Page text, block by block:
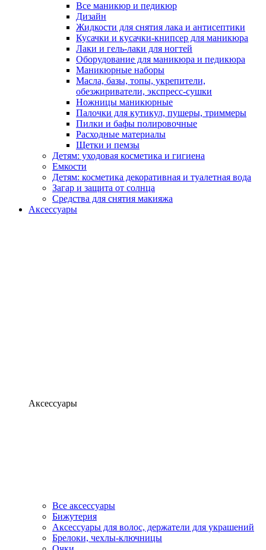
Все маникюр и педикюр
Дизайн
Жидкости для снятия лака и антисептики
Кусачки и кусачки-книпсер для маникюра
Лаки и гель-лаки для ногтей
Оборудование для маникюра и педикюра
Маникюрные наборы
Масла, базы, топы, укрепители,
обезжириватели, экспресс-сушки
Ножницы маникюрные
Палочки для кутикул, пушеры, триммеры
Пилки и бафы полировочные
Расходные материалы
Щетки и пемзы
Детям: уходовая косметика и гигиена
Емкости
Детям: косметика декоративная и туалетная вода
Загар и защита от солнца
Средства для снятия макияжа
Аксессуары
Аксессуары
Все аксессуары
Бижутерия
Аксессуары для волос, держатели для украшений
Брелоки, чехлы-ключницы